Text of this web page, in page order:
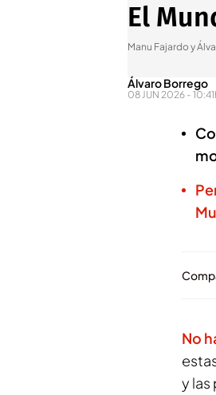
El
Manu Fajardo y
Álvaro Borrego
08 JUN 2026 -
No
y